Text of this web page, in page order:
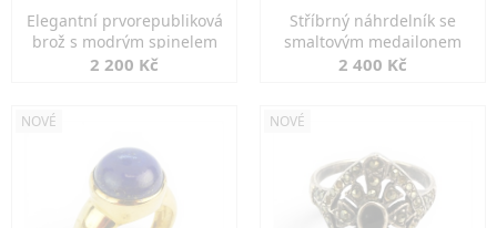
Elegantní prvorepubliková
brož s modrým spinelem
2 200 Kč
Stříbrný náhrdelník se
smaltovým medailonem
2 400 Kč
NOVÉ NOVÉ